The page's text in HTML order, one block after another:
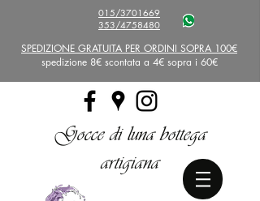
015/3701669
353/4758480
SPEDIZIONE GRATUITA PER ORDINI SOPRA 100€
spedizione 8€ scontata a 4€ sopra i 60€
Gocce di luna bottega
artigiana